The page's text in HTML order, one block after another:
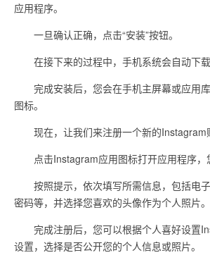
应用程序。
一旦确认正确，点击“安装”按钮。
在接下来的过程中，手机系统会自动下载
完成安装后，您会在手机主屏幕或应用
图标。
现在，让我们来注册一个新的Instagram
点击Instagram应用图标打开应用程序，
按照提示，依次填写所需信息，包括电子
密码等，并选择您喜欢的头像作为个人照片。
完成注册后，您可以根据个人喜好设置
设置，选择是否公开您的个人信息或照片。